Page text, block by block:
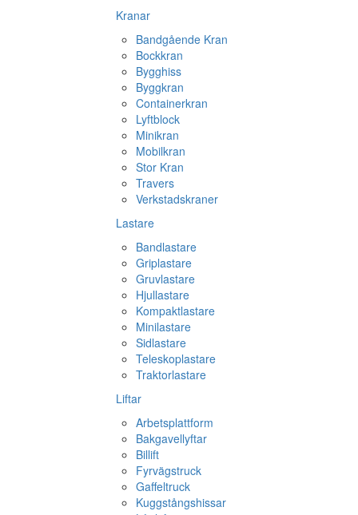
Kranar
Bandgående Kran
Bockkran
Bygghiss
Byggkran
Containerkran
Lyftblock
Minikran
Mobilkran
Stor Kran
Travers
Verkstadskraner
Lastare
Bandlastare
Griplastare
Gruvlastare
Hjullastare
Kompaktlastare
Minilastare
Sidlastare
Teleskoplastare
Traktorlastare
Liftar
Arbetsplattform
Bakgavellyftar
Billift
Fyrvägstruck
Gaffeltruck
Kuggstångshissar